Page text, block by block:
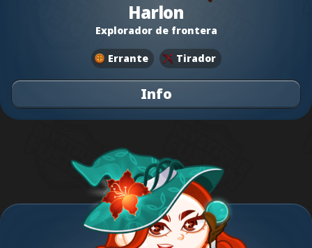
Harlon
Explorador de frontera
Errante Tirador
Info